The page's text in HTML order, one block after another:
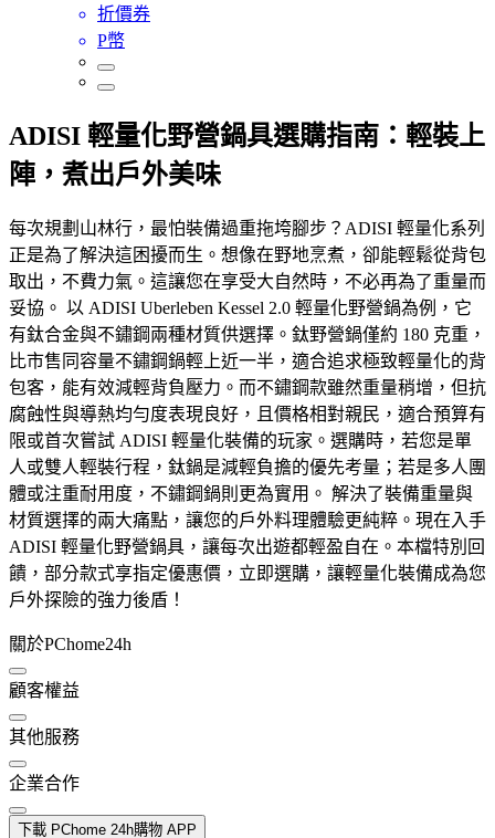
折價券
P幣
ADISI 輕量化野營鍋具選購指南：輕裝上
陣，煮出戶外美味
每次規劃山林行，最怕裝備過重拖垮腳步？ADISI 輕量化系列
正是為了解決這困擾而生。想像在野地烹煮，卻能輕鬆從背包
取出，不費力氣。這讓您在享受大自然時，不必再為了重量而
妥協。 以 ADISI Uberleben Kessel 2.0 輕量化野營鍋為例，它
有鈦合金與不鏽鋼兩種材質供選擇。鈦野營鍋僅約 180 克重，
比市售同容量不鏽鋼鍋輕上近一半，適合追求極致輕量化的背
包客，能有效減輕背負壓力。而不鏽鋼款雖然重量稍增，但抗
腐蝕性與導熱均勻度表現良好，且價格相對親民，適合預算有
限或首次嘗試 ADISI 輕量化裝備的玩家。選購時，若您是單
人或雙人輕裝行程，鈦鍋是減輕負擔的優先考量；若是多人團
體或注重耐用度，不鏽鋼鍋則更為實用。 解決了裝備重量與
材質選擇的兩大痛點，讓您的戶外料理體驗更純粹。現在入手
ADISI 輕量化野營鍋具，讓每次出遊都輕盈自在。本檔特別回
饋，部分款式享指定優惠價，立即選購，讓輕量化裝備成為您
戶外探險的強力後盾！
關於PChome24h
顧客權益
其他服務
企業合作
下載 PChome 24h購物 APP